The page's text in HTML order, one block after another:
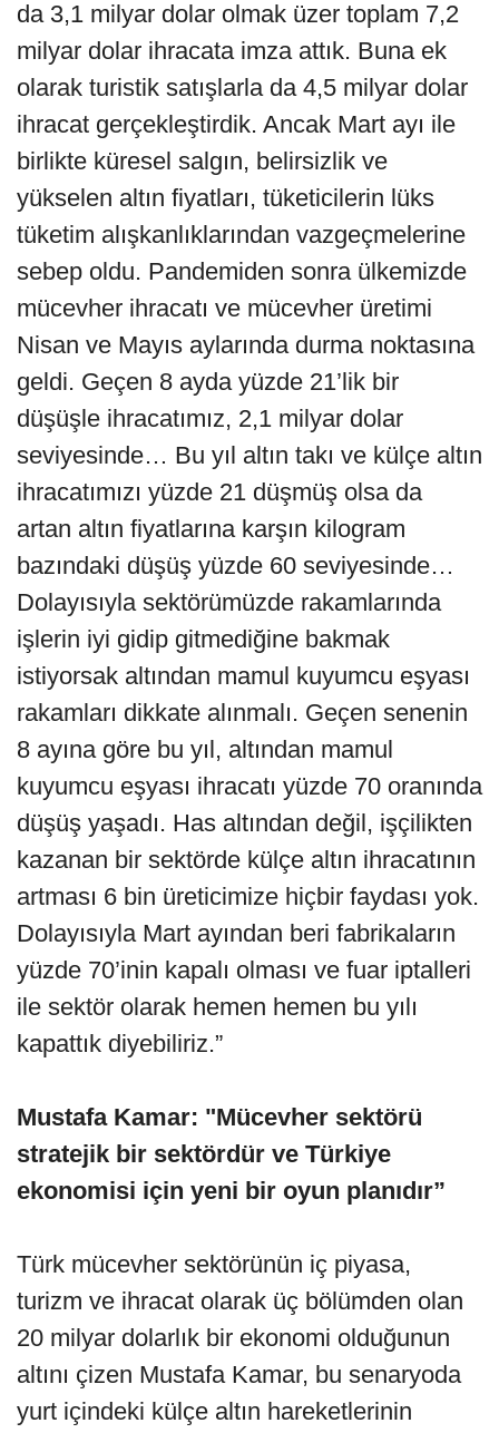
da 3,1 milyar dolar olmak üzer toplam 7,2
milyar dolar ihracata imza attık. Buna ek
olarak turistik satışlarla da 4,5 milyar dolar
ihracat gerçekleştirdik. Ancak Mart ayı ile
birlikte küresel salgın, belirsizlik ve
yükselen altın fiyatları, tüketicilerin lüks
tüketim alışkanlıklarından vazgeçmelerine
sebep oldu. Pandemiden sonra ülkemizde
mücevher ihracatı ve mücevher üretimi
Nisan ve Mayıs aylarında durma noktasına
geldi. Geçen 8 ayda yüzde 21’lik bir
düşüşle ihracatımız, 2,1 milyar dolar
seviyesinde… Bu yıl altın takı ve külçe altın
ihracatımızı yüzde 21 düşmüş olsa da
artan altın fiyatlarına karşın kilogram
bazındaki düşüş yüzde 60 seviyesinde…
Dolayısıyla sektörümüzde rakamlarında
işlerin iyi gidip gitmediğine bakmak
istiyorsak altından mamul kuyumcu eşyası
rakamları dikkate alınmalı. Geçen senenin
8 ayına göre bu yıl, altından mamul
kuyumcu eşyası ihracatı yüzde 70 oranında
düşüş yaşadı. Has altından değil, işçilikten
kazanan bir sektörde külçe altın ihracatının
artması 6 bin üreticimize hiçbir faydası yok.
Dolayısıyla Mart ayından beri fabrikaların
yüzde 70’inin kapalı olması ve fuar iptalleri
ile sektör olarak hemen hemen bu yılı
kapattık diyebiliriz.”
Mustafa Kamar: "Mücevher sektörü
stratejik bir sektördür ve Türkiye
ekonomisi için yeni bir oyun planıdır”
Türk mücevher sektörünün iç piyasa,
turizm ve ihracat olarak üç bölümden olan
20 milyar dolarlık bir ekonomi olduğunun
altını çizen Mustafa Kamar, bu senaryoda
yurt içindeki külçe altın hareketlerinin